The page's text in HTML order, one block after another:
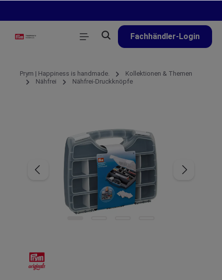
Fachhändler-Login
Prym | Happiness is handmade.
Kollektionen & Themen
Nähfrei
Nähfrei-Druckknöpfe